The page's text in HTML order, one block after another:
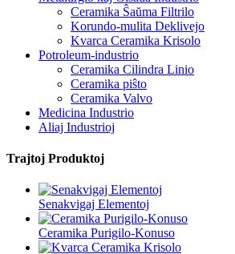
Ceramika Ŝaŭma Filtrilo
Korundo-mulita Deklivejo
Kvarca Ceramika Krisolo
Potroleum-industrio
Ceramika Cilindra Linio
Ceramika piŝto
Ceramika Valvo
Medicina Industrio
Aliaj Industrioj
Trajtoj Produktoj
Senakvigaj Elementoj
Ceramika Purigilo-Konuso